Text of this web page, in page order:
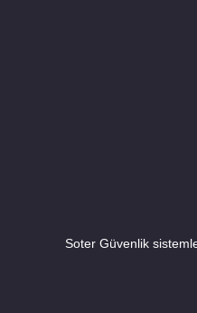
Soter Güvenlik